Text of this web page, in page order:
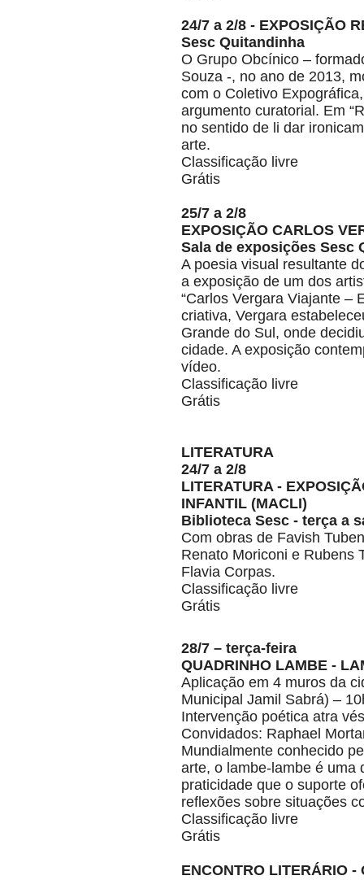
24/7 a 2/8 - EXPOSIÇÃO
Sesc Quitandinha
O Grupo Obcínico –
Souza -, no ano de 2013,
com o Coletivo
argumento curatorial. Em
no sentido de li dar
arte.
Classificação livre
Grátis
25/7 a 2/8
EXPOSIÇÃO CARLOS
Sala de exposições Sesc
A poesia visual resultante
a exposição de um dos
“Carlos Vergara Viajante –
criativa, Vergara
Grande do Sul, onde
cidade. A exposição
vídeo.
Classificação livre
Grátis
LITERATURA
24/7 a 2/8
LITERATURA -
INFANTIL (MACLI)
Biblioteca Sesc - terça a
Com obras de Favish
Renato Moriconi e Rubens
Flavia Corpas.
Classificação livre
Grátis
28/7 – terça-feira
QUADRINHO LAMBE -
Aplicação em 4 muros da
Municipal Jamil Sabrá) –
Intervenção poética atra
Convidados: Raphael
Mundialmente conhecido
arte, o lambe-lambe é uma
praticidade que o suporte
reflexões sobre situações
Classificação livre
Grátis
ENCONTRO LITERÁRIO -